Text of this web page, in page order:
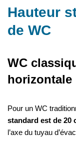
Hauteur
de WC
WC
horizontale
Pour un WC
standard est de 20
l’axe du tuyau